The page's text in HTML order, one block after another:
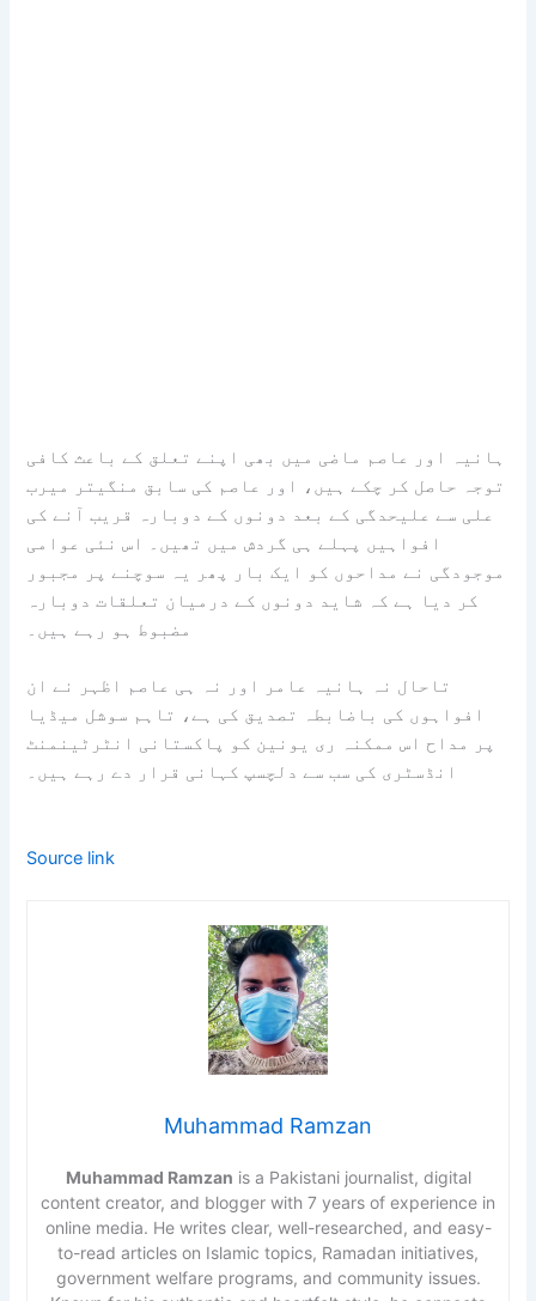
ہانیہ اور عاصم ماضی میں بھی اپنے تعلق کے باعث کافی
توجہ حاصل کر چکے ہیں، اور عاصم کی سابق منگیتر میرب
علی سے علیحدگی کے بعد دونوں کے دوبارہ قریب آنے کی
افواہیں پہلے ہی گردش میں تھیں۔ اس نئی عوامی
موجودگی نے مداحوں کو ایک بار پھر یہ سوچنے پر مجبور
کر دیا ہے کہ شاید دونوں کے درمیان تعلقات دوبارہ
مضبوط ہو رہے ہیں۔
تاحال نہ ہانیہ عامر اور نہ ہی عاصم اظہر نے ان
افواہوں کی باضابطہ تصدیق کی ہے، تاہم سوشل میڈیا
پر مداح اس ممکنہ ری یونین کو پاکستانی انٹرٹینمنٹ
Source link
Muhammad Ramzan
Muhammad Ramzan is a Pakistani journalist, digital
content creator, and blogger with 7 years of experience in
online media. He writes clear, well-researched, and easy-
to-read articles on Islamic topics, Ramadan initiatives,
government welfare programs, and community issues.